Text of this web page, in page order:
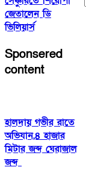
জেতালেন ডি
ভিলিয়ার্স
Sponsered
content
হালদায় গভীর রাতে
অভিযান,৪ হাজার
মিটার জব্দ ঘেরাজাল
জব্দ